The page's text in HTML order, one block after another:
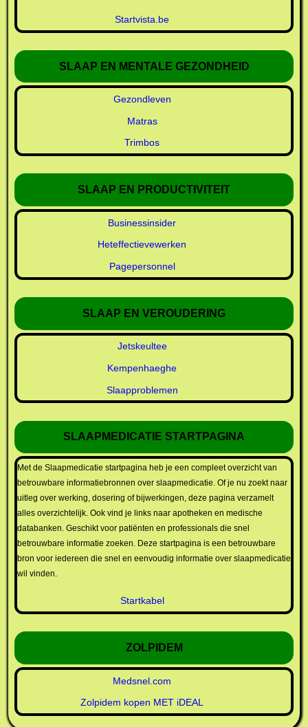
Startvista.be
SLAAP EN MENTALE GEZONDHEID
Gezondleven
Matras
Trimbos
SLAAP EN PRODUCTIVITEIT
Businessinsider
Heteffectievewerken
Pagepersonnel
SLAAP EN VEROUDERING
Jetskeultee
Kempenhaeghe
Slaapproblemen
SLAAPMEDICATIE STARTPAGINA
Met de Slaapmedicatie startpagina heb je een compleet overzicht van
betrouwbare informatiebronnen over slaapmedicatie. Of je nu zoekt naar
uitleg over werking, dosering of bijwerkingen, deze pagina verzamelt
alles overzichtelijk. Ook vind je links naar apotheken en medische
databanken. Geschikt voor patiënten en professionals die snel
betrouwbare informatie zoeken. Deze startpagina is een betrouwbare
bron voor iedereen die snel en eenvoudig informatie over slaapmedicatie
wil vinden.
Startkabel
ZOLPIDEM
Medsnel.com
Zolpidem kopen MET iDEAL